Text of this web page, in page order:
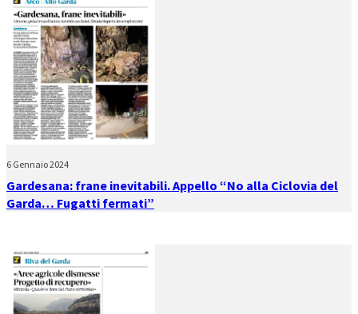
6 Gennaio 2024
Gardesana: frane inevitabili. Appello “No alla Ciclovia del
Garda… Fugatti fermati”